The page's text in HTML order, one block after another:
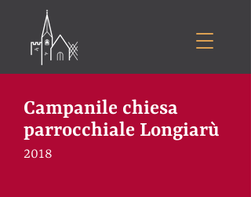
Campanile chiesa
parrocchiale Longiarù
2018